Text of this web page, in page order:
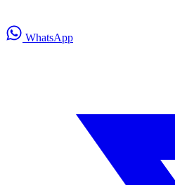
WhatsApp